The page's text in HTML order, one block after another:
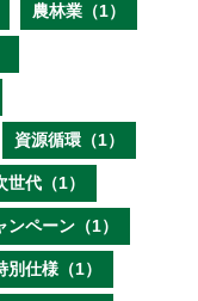
農林業（1）
資源循環（1）
世代（1）
ンペーン（1）
別仕様（1）